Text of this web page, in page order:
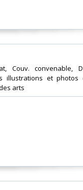
Couv. convenable,
illustrations et photos
arts‎